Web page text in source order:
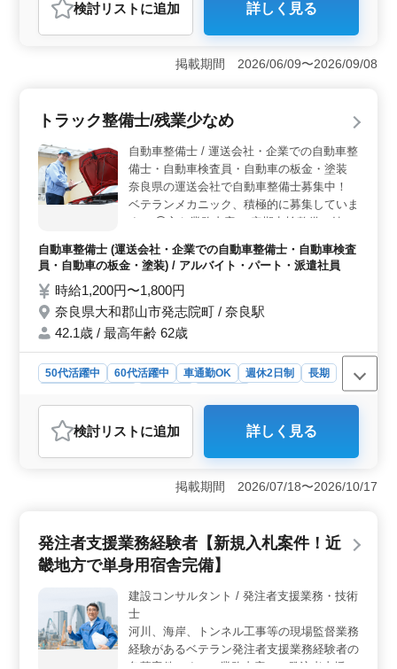
おすすめポイント
＜車通勤の利便性＞ 大和郡山市に位置するこの特別養
護老人ホームでは車通勤が可能で、無料駐車場の提供も
あります。通勤の利便性は、周辺地域に住むスタッフに
ら相談可能です。この柔軟なシフトで、プライベートや
家庭とのバランスを大切にしながら働きたい方にとって
理想的な環境となっております。 ＜多様なケア業務
＞ 介助業務から病室の清掃、看護師の補助、生活援助
など、多岐にわたる業務を通じて、介護職員としてのス
キルを総合的に高めることができます。 経験を活かし
が可能です。
検討リスト に追加 詳しく見る
掲載期間 2026/06/09〜2026/09/08
トラック整備士/残業少なめ
自動車整備士 / 運送会社・企業での自動車整
備士・自動車検査員・自動車の板金・塗装
奈良県の運送会社で自動車整備士募集中！
ベテランメカニック、積極的に募集していま
す。 ◯主な業務内容 ・定期点検整備、納車
整備、車検対応 ・部品の交換・取り付け・
補修 ・トラブルシューティング時の整備業
務全般 ・カーナビ・ETCの設置 ・オーディ
オ・ナビ等の取付け ＊車種はトラック
（4t・10t）などになります。 完全週休二日
制。 残業も少なめで働きやすい職場です！
自動車整備士 (運送会社・企業での自動車整備士・自動車検査
員・自動車の板金・塗装) / アルバイト・パート・派遣社員
時給1,200円〜1,800円
奈良県大和郡山市発志院町 / 奈良駅
42.1歳 / 最高年齢 62歳
50代活躍中 60代活躍中 車通勤OK 週休2日制
長期
自動車整備士
おすすめポイント
＜働きやすさとワークライフバランスの充実＞ この求
人は完全週休二日制であり、さらに残業が少ないため、
家族との時間や趣味にしっかりと充てることができま
トの時間を大切にしたい方に非常に適した職場で
す。 ＜ベテラン整備士が活躍できる職場＞ 中高年
ての経験をしっかりと評価してくれる環境です。整備士
経験の年数に制限はなく、長年培ってきた技術を生かし
て働けるのが特徴です。また、学歴不問という点も、多
様なバックグラウンドを持つ方にとって働きやすい条件
です。 ＜充実した通勤環境と地元での安定した職場
検討リスト に追加 詳しく見る
掲載期間 2026/07/18〜2026/10/17
発注者支援業務経験者【新規入札案件！近
畿地方で単身用宿舎完備】
建設コンサルタント / 発注者支援業務・技術
士
河川、海岸、トンネル工事等の現場監督業務
経験があるベテラン発注者支援業務経験者の